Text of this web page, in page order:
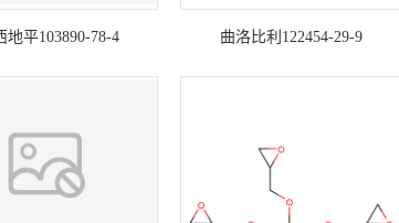
地平103890-78-4 曲洛比利122454-29-9